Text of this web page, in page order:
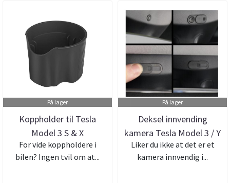
På lager
Koppholder til Tesla
Model 3 S & X
For vide koppholdere i
bilen? Ingen tvil om at...
På lager
Deksel innvending
kamera Tesla Model 3 / Y
/ S / X
Liker du ikke at det er et
kamera innvendig i...